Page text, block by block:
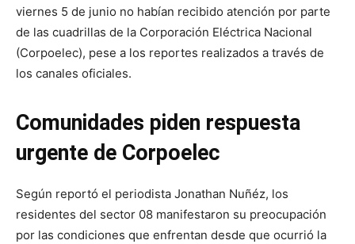
viernes 5 de junio no habían recibido atención por parte
de las cuadrillas de la Corporación Eléctrica Nacional
(Corpoelec), pese a los reportes realizados a través de
los canales oficiales.
Comunidades piden respuesta
urgente de Corpoelec
Según reportó el periodista Jonathan Nuñéz, los
residentes del sector 08 manifestaron su preocupación
por las condiciones que enfrentan desde que ocurrió la